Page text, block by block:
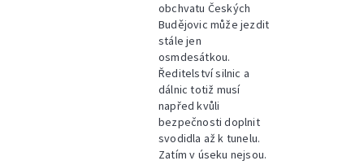
obchvatu Českých
Budějovic může jezdit
stále jen
osmdesátkou.
Ředitelství silnic a
dálnic totiž musí
napřed kvůli
bezpečnosti doplnit
svodidla až k tunelu.
Zatím v úseku nejsou.